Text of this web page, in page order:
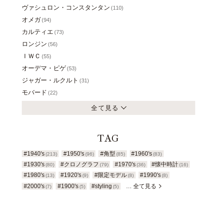
ヴァシュロン・コンスタンタン (110)
オメガ(94)
カルティエ (73)
ロンジン (56)
ＩＷＣ (55)
オーデマ・ピゲ(53)
ジャガー・ルクルト (31)
モバード (22)
全て見る
TAG
#1940's (213) #1950's(96) #角型 (85) #1960's (83)
#1930's (80) #クロノグラフ (79) #1970's(36) #懐中時計 (16)
#1980's (13) #1920's(9) #限定モデル(8) #1990's (8)
#2000's (7) #1900's(5) #styling (5) … 全て見る